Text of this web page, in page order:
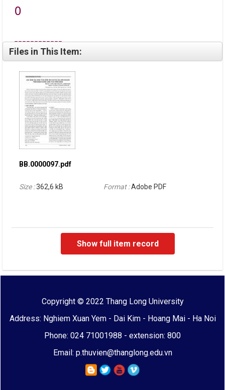
0
Files in This Item:
BB.0000097.pdf
Size :362,6 kB Format :Adobe PDF
Show full item record
Copyright © 2022 Thang Long University
Address: Nghiem Xuan Yem - Dai Kim - Hoang Mai - Ha Noi
Phone: 024 71001988 - extension: 800
Email: p.thuvien@thanglong.edu.vn